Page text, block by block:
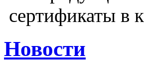
сертификаты в
Новости